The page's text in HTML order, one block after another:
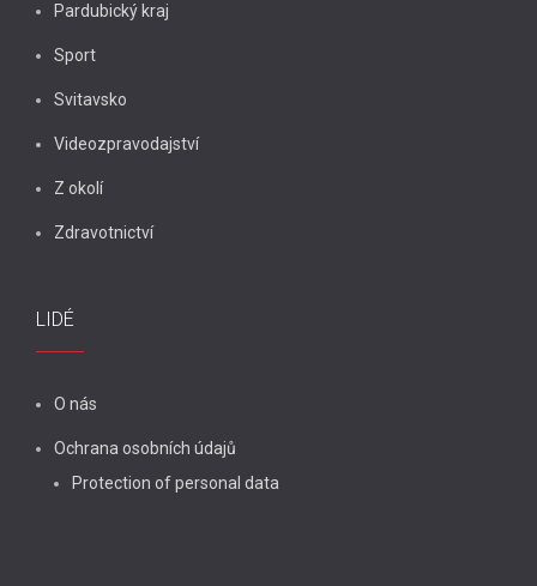
Pardubický kraj
Sport
Svitavsko
Videozpravodajství
Z okolí
Zdravotnictví
LIDÉ
O nás
Ochrana osobních údajů
Protection of personal data